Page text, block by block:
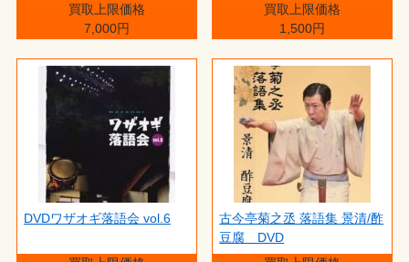
買取上限価格
7,000円
買取上限価格
1,500円
DVDワザオギ落語会 vol.6
古今亭菊之丞 落語集 景清/酢
豆腐 DVD